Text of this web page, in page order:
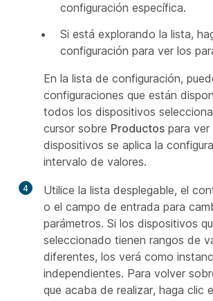
configuración específica.
Si está explorando la lista,
configuración para ver los
En la lista de configuración,
configuraciones que están
todos los dispositivos
cursor sobre Productos para ver
dispositivos se aplica la
intervalo de valores.
4
Utilice la lista desplegable, el
o el campo de entrada para
parámetros. Si los dispositivos
seleccionado tienen rangos de
diferentes, los verá como
independientes. Para volver
que acaba de realizar, haga clic